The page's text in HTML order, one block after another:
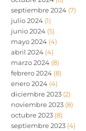
septiembre 2024 (7)
julio 2024 (1)
junio 2024 (5)
mayo 2024 (4)
abril 2024 (4)
marzo 2024 (8)
febrero 2024 (8)
enero 2024 (4)
diciembre 2023 (2)
noviembre 2023 (8)
octubre 2023 (8)
septiembre 2023 (4)